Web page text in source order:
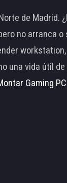
de
no
vida útil
Gaming PC